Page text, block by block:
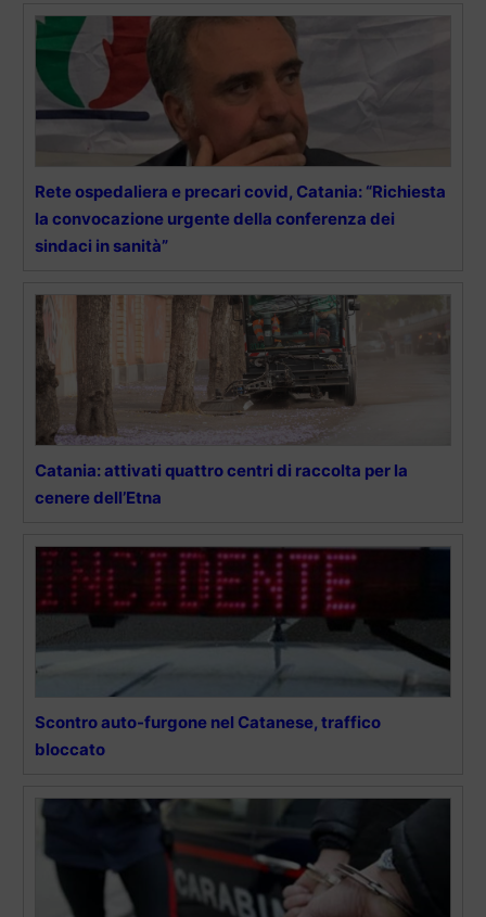
Rete ospedaliera e precari covid, Catania: “Richiesta
la convocazione urgente della conferenza dei
sindaci in sanità”
Catania: attivati quattro centri di raccolta per la
cenere dell’Etna
Scontro auto-furgone nel Catanese, traffico
bloccato